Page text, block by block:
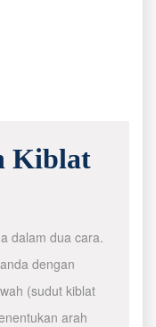
Kiblat
dalam dua cara.
dengan
(sudut kiblat
arah